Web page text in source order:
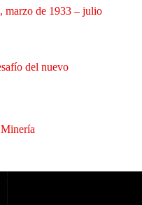
marzo de 1933 – julio
del nuevo